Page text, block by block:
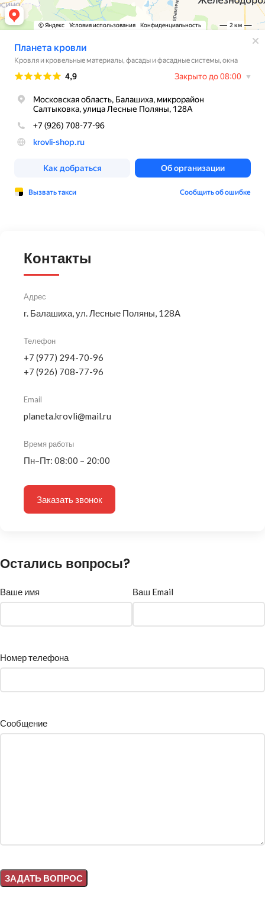
Контакты
Адрес
г. Балашиха, ул. Лесные Поляны, 128А
Телефон
+7 (977) 294-70-96
+7 (926) 708-77-96
Email
planeta.krovli@mail.ru
Время работы
Пн–Пт: 08:00 – 20:00
Заказать звонок
Остались вопросы?
Ваше имя Ваш Email
Номер телефона
Сообщение